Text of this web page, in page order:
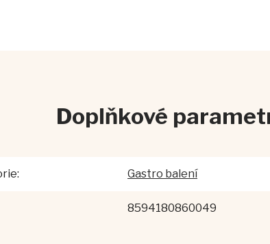
Doplňkové
: Gastro balení
8594180860049